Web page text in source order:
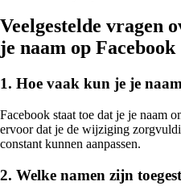
Veelgestelde vragen
je naam op Facebook
1. Hoe vaak kun je je
Facebook staat toe dat je je naam
ervoor dat je de wijziging
constant kunnen aanpassen.
2. Welke namen zijn